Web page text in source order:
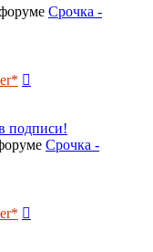
Срочка -
подписи!
Срочка -